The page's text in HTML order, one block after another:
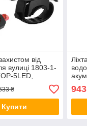
від
вулиці 1803-1-
5LED,
CK-48
₴
Купити
943